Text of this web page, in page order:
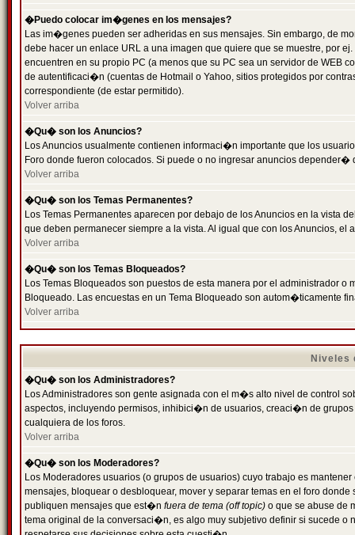
�Puedo colocar im�genes en los mensajes?
Las im�genes pueden ser adheridas en sus mensajes. Sin embargo, de
debe hacer un enlace URL a una imagen que quiere que se muestre, por
encuentren en su propio PC (a menos que su PC sea un servidor de
de autentificaci�n (cuentas de Hotmail o Yahoo, sitios protegidos por
correspondiente (de estar permitido).
Volver arriba
�Qu� son los Anuncios?
Los Anuncios usualmente contienen informaci�n importante que los
Foro donde fueron colocados. Si puede o no ingresar anuncios
Volver arriba
�Qu� son los Temas Permanentes?
Los Temas Permanentes aparecen por debajo de los Anuncios en la
que deben permanecer siempre a la vista. Al igual que con los Anuncios,
Volver arriba
�Qu� son los Temas Bloqueados?
Los Temas Bloqueados son puestos de esta manera por el administrador
Bloqueado. Las encuestas en un Tema Bloqueado son autom�ticamente
Volver arriba
Niveles
�Qu� son los Administradores?
Los Administradores son gente asignada con el m�s alto nivel de control
aspectos, incluyendo permisos, inhibici�n de usuarios, creaci�n de
cualquiera de los foros.
Volver arriba
�Qu� son los Moderadores?
Los Moderadores usuarios (o grupos de usuarios) cuyo trabajo es
mensajes, bloquear o desbloquear, mover y separar temas en el foro
publiquen mensajes que est�n fuera de tema (off topic) o que se abuse de
tema original de la conversaci�n, es algo muy subjetivo definir si sucede